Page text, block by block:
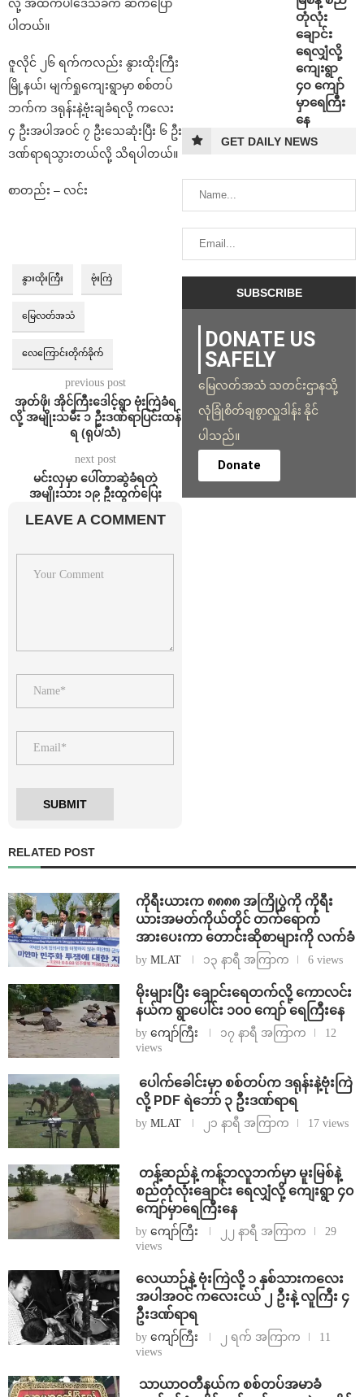
လို့ အထက်ပါဒေသခံက ဆက်ပြော
ပါတယ်။
ဇူလိုင် ၂၆ ရက်ကလည်း နွားထိုးကြီး
မြို့နယ်၊ မျက်ရှုကျေးရွာမှာ စစ်တပ်
ဘက်က ဒရုန်းနဲ့ဗုံးချခံရလို့ ကလေး
၄ ဦးအပါအဝင် ၇ ဦးသေဆုံးပြီး ၆ ဦး
ဒဏ်ရာရသွားတယ်လို့ သိရပါတယ်။
စာတည်း – လင်း
နွားထိုးကြီး ဗုံးကြဲ
မြေလတ်အသံ
လေကြောင်းတိုက်ခိုက်
previous post
⁨အုတ်ဖို၊ အိုင်ကြီးဒေါင့်ရွာ ဗုံးကြဲခံရ
လို့ အမျိုးသမီး ၁ ဦးဒဏ်ရာပြင်းထန်
ရ (ရုပ်/သံ)
next post
မင်းလှမှာ ပေါ်တာဆွဲခံရတဲ့
အမျိုးသား ၁၉ ဦးထွက်ပြေး
LEAVE A COMMENT
တုံလုံး
ချောင်း
ရေလျှံလို့
ကျေးရွာ
၄၀ ကျော်
မှာရေကြီး
နေ
GET DAILY NEWS
DONATE US
SAFELY
မြေလတ်အသံ သတင်းဌာနသို့
လုံခြုံစိတ်ချစွာလှူဒါန်း နိုင်
ပါသည်။
Donate
RELATED POST
ကိုရီးယားက ၈၈၈၈ အကြိုပွဲကို ကိုရီး
ယားအမတ်ကိုယ်တိုင် တက်ရောက်
အားပေးကာ တောင်းဆိုစာများကို လက်ခံ
by MLAT ၁၃ နာရီ အကြာက 6 views
⁨မိုးများပြီး ချောင်းရေတက်လို့ ကောလင်း
နယ်က ရွာပေါင်း ၁၀၀ ကျော် ရေကြီးနေ
by ကျော်ကြီး ၁၇ နာရီ အကြာက
12
views
⁩ ⁨ပေါက်ခေါင်းမှာ စစ်တပ်က ဒရုန်းနဲ့ဗုံးကြဲ
လို့ PDF ရဲဘော် ၃ ဦးဒဏ်ရာရ
by MLAT ၂၁ နာရီ အကြာက 17 views
⁩ ⁨တန့်ဆည်နဲ့ ကန့်ဘလူဘက်မှာ မူးမြစ်နဲ့
စည်တုံလုံးချောင်း ရေလျှံလို့ ကျေးရွာ ၄၀
ကျော်မှာရေကြီးနေ
by ကျော်ကြီး ၂၂ နာရီ အကြာက
29
views
⁨လေယာဉ်နဲ့ ဗုံးကြဲလို့ ၁ နှစ်သားကလေး
အပါအဝင် ကလေးငယ် ၂ ဦးနဲ့ လူကြီး ၄
ဦးဒဏ်ရာရ
by ကျော်ကြီး ၂ ရက် အကြာက
11
views
⁩ ⁨သာယာဝတီနယ်က စစ်တပ်အမာခံ